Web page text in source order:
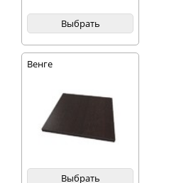
Выбрать
Венге
Выбрать